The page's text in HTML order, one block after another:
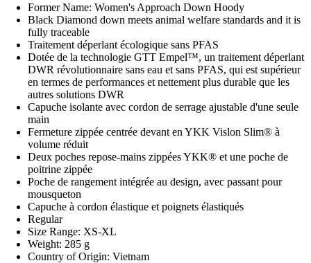
Former Name: Women's Approach Down Hoody
Black Diamond down meets animal welfare standards and it is
fully traceable
Traitement déperlant écologique sans PFAS
Dotée de la technologie GTT Empel™, un traitement déperlant
DWR révolutionnaire sans eau et sans PFAS, qui est supérieur
en termes de performances et nettement plus durable que les
autres solutions DWR
Capuche isolante avec cordon de serrage ajustable d'une seule
main
Fermeture zippée centrée devant en YKK Vislon Slim® à
volume réduit
Deux poches repose-mains zippées YKK® et une poche de
poitrine zippée
Poche de rangement intégrée au design, avec passant pour
mousqueton
Capuche à cordon élastique et poignets élastiqués
Regular
Size Range: XS-XL
Weight: 285 g
Country of Origin: Vietnam